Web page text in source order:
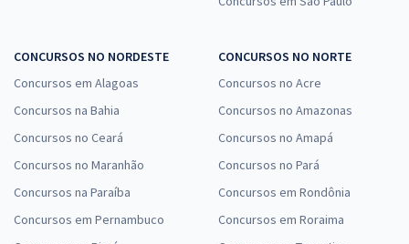
CONCURSOS NO NORDESTE
Concursos em Alagoas
Concursos na Bahia
Concursos no Ceará
Concursos no Maranhão
Concursos na Paraíba
Concursos em Pernambuco
CONCURSOS NO NORTE
Concursos no Acre
Concursos no Amazonas
Concursos no Amapá
Concursos no Pará
Concursos em Rondônia
Concursos em Roraima